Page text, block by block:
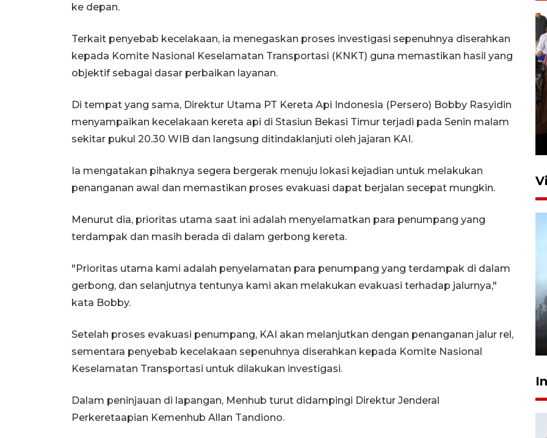
ke depan.
Terkait penyebab kecelakaan, ia menegaskan proses investigasi sepenuhnya diserahkan
kepada Komite Nasional Keselamatan Transportasi (KNKT) guna memastikan hasil yang
objektif sebagai dasar perbaikan layanan.
Di tempat yang sama, Direktur Utama PT Kereta Api Indonesia (Persero) Bobby Rasyidin
menyampaikan kecelakaan kereta api di Stasiun Bekasi Timur terjadi pada Senin malam
sekitar pukul 20.30 WIB dan langsung ditindaklanjuti oleh jajaran KAI.
Ia mengatakan pihaknya segera bergerak menuju lokasi kejadian untuk melakukan
penanganan awal dan memastikan proses evakuasi dapat berjalan secepat mungkin.
Menurut dia, prioritas utama saat ini adalah menyelamatkan para penumpang yang
terdampak dan masih berada di dalam gerbong kereta.
"Prioritas utama kami adalah penyelamatan para penumpang yang terdampak di dalam
gerbong, dan selanjutnya tentunya kami akan melakukan evakuasi terhadap jalurnya,"
kata Bobby.
Setelah proses evakuasi penumpang, KAI akan melanjutkan dengan penanganan jalur rel,
sementara penyebab kecelakaan sepenuhnya diserahkan kepada Komite Nasional
Keselamatan Transportasi untuk dilakukan investigasi.
Dalam peninjauan di lapangan, Menhub turut didampingi Direktur Jenderal
Perkeretaapian Kemenhub Allan Tandiono.
Persebaya juara Piala
Presiden 2026
13 jam lalu
BPBD Jatim kerahkan "Drone
6 Agustus 2026 18:23